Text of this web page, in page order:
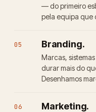
— do primeiro
pela equipa que
05 Branding.
Marcas,
durar mais do
Desenhamos
06 Marketing.